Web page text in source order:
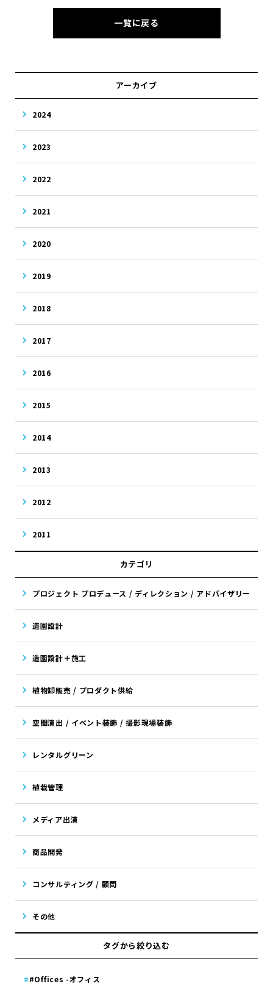
一覧に戻る
アーカイブ
2024
2023
2022
2021
2020
2019
2018
2017
2016
2015
2014
2013
2012
2011
カテゴリ
プロジェクト プロデュース / ディレクション / アドバイザリー
造園設計
造園設計＋施工
植物卸販売 / プロダクト供給
空間演出 / イベント装飾 / 撮影現場装飾
レンタルグリーン
植栽管理
メディア出演
商品開発
コンサルティング / 顧問
その他
タグから絞り込む
#Offices -オフィス